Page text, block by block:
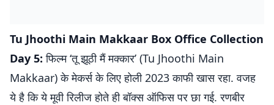
Tu Jhoothi Main Makkaar Box Office Collection
Day 5: फिल्म ‘तू झूठी मैं मक्कार’ (Tu Jhoothi Main
Makkaar) के मेकर्स के लिए होली 2023 काफी खास रहा. वजह
ये है कि ये मूवी रिलीज होते ही बॉक्स ऑफिस पर छा गई. रणबीर